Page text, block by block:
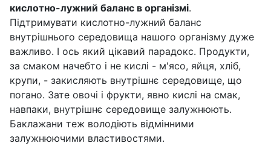
кислотно-лужний баланс в організмі.
Підтримувати кислотно-лужний баланс
внутрішнього середовища нашого організму дуже
важливо. І ось який цікавий парадокс. Продукти,
за смаком начебто і не кислі - м'ясо, яйця, хліб,
крупи, - закисляють внутрішнє середовище, що
погано. Зате овочі і фрукти, явно кислі на смак,
навпаки, внутрішнє середовище залужнюють.
Баклажани теж володіють відмінними
залужнюючими властивостями.